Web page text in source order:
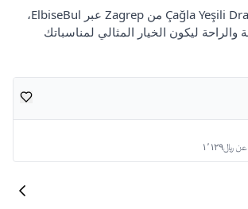
تسوقي فستان Çağla Yeşili Drapeli من Zagrep عبر ElbiseBul،
والراحة ليكون الخيار المثالي لمناسباتك
﷼١٬١٢٩